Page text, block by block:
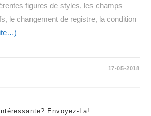
figures de styles, les champs
le changement de registre, la condition
17-05-2018
Envoyez-La!